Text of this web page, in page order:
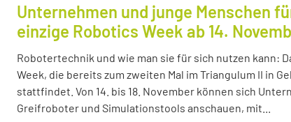
Unternehmen und junge Menschen
einzige Robotics Week ab 14.
Robotertechnik und wie man sie für sich nutzen kann:
Week, die bereits zum zweiten Mal im Triangulum II in
stattfindet. Von 14. bis 18. November können sich
Greifroboter und Simulationstools anschauen, mit...